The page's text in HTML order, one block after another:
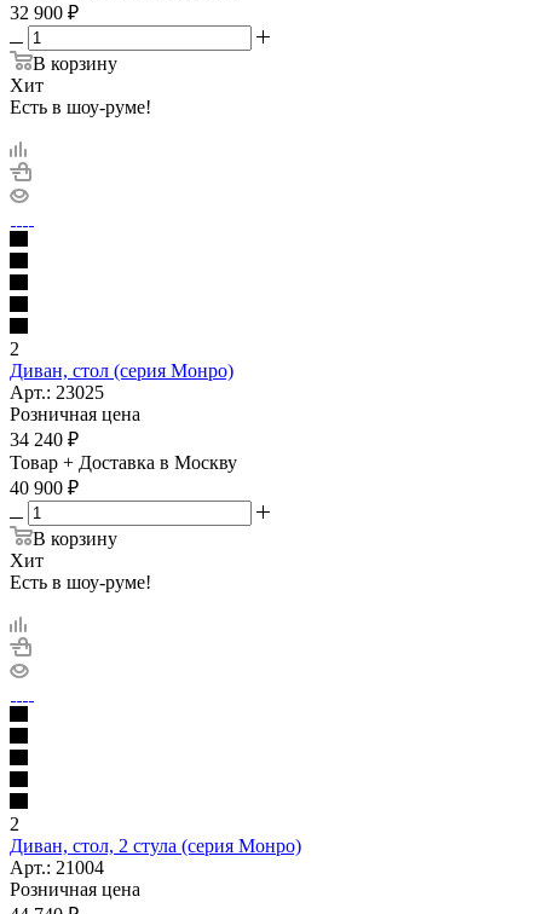
32 900 ₽
В корзину
Хит
Есть в шоу-руме!
2
Диван, стол (серия Монро)
Арт.: 23025
Розничная цена
34 240 ₽
Товар + Доставка в Москву
40 900 ₽
В корзину
Хит
Есть в шоу-руме!
2
Диван, стол, 2 стула (серия Монро)
Арт.: 21004
Розничная цена